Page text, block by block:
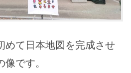
めて日本地図を完成させ
です。